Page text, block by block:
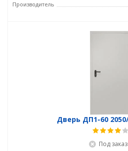
Производитель
Под заказ